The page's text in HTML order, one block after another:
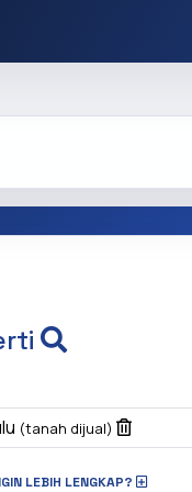
(tanah dijual)
LEBIH LENGKAP?